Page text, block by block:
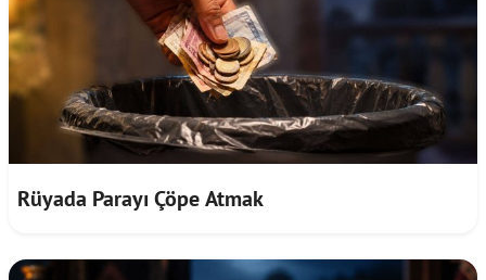
Rüyada Parayı Çöpe Atmak